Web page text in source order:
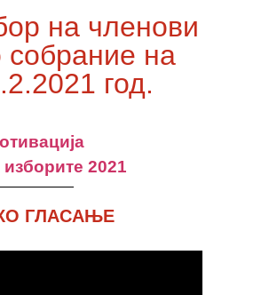
на членови
собрание на
год.
2021
ГЛАСАЊЕ